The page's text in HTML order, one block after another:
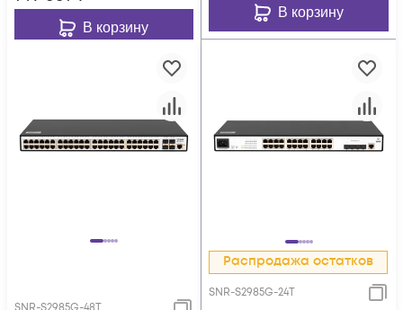
В корзину
В корзину
Распродажа остатков
SNR-S2985G-24T